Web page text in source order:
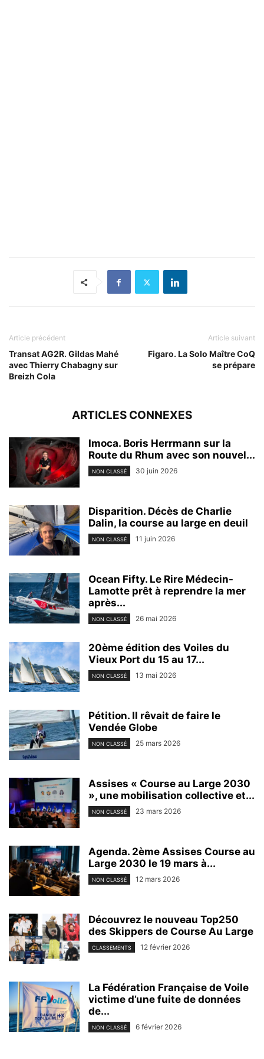
Article précédent
Transat AG2R. Gildas Mahé
avec Thierry Chabagny sur
Breizh Cola
Article suivant
Figaro. La Solo Maître CoQ
se prépare
ARTICLES CONNEXES
Imoca. Boris Herrmann sur la
Route du Rhum avec son nouvel...
NON CLASSÉ 30 juin 2026
Disparition. Décès de Charlie
Dalin, la course au large en deuil
NON CLASSÉ 11 juin 2026
Ocean Fifty. Le Rire Médecin-
Lamotte prêt à reprendre la mer
après...
NON CLASSÉ 26 mai 2026
20ème édition des Voiles du
Vieux Port du 15 au 17...
NON CLASSÉ 13 mai 2026
Pétition. Il rêvait de faire le
Vendée Globe
NON CLASSÉ 25 mars 2026
Assises « Course au Large 2030
», une mobilisation collective et...
NON CLASSÉ 23 mars 2026
Agenda. 2ème Assises Course au
Large 2030 le 19 mars à...
NON CLASSÉ 12 mars 2026
Découvrez le nouveau Top250
des Skippers de Course Au Large
CLASSEMENTS 12 février 2026
La Fédération Française de Voile
victime d’une fuite de données
de...
NON CLASSÉ 6 février 2026